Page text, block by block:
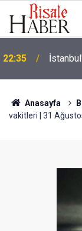
21:00
İmam
üstü
Anasayfa
vakitleri | 31